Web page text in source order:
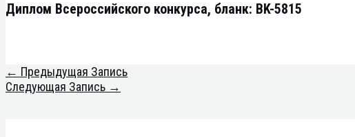
Диплом Всероссийского конкурса, бланк: BK-5815
← Предыдущая Запись
Следующая Запись →